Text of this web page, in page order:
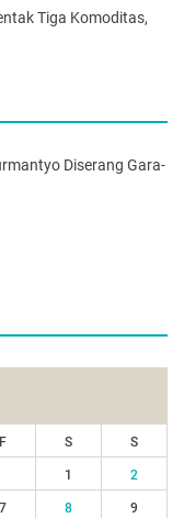
Tiga Komoditas,
Diserang Gara-
F S S
1 2
7 8 9